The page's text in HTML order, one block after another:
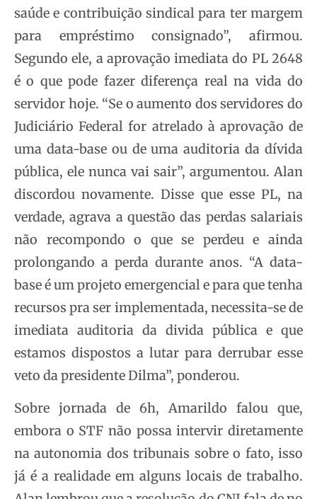
saúde e contribuição sindical para ter margem
para empréstimo consignado”, afirmou.
Segundo ele, a aprovação imediata do PL 2648
é o que pode fazer diferença real na vida do
servidor hoje. “Se o aumento dos servidores do
Judiciário Federal for atrelado à aprovação de
uma data-base ou de uma auditoria da dívida
pública, ele nunca vai sair”, argumentou. Alan
discordou novamente. Disse que esse PL, na
verdade, agrava a questão das perdas salariais
não recompondo o que se perdeu e ainda
prolongando a perda durante anos. “A data-
base é um projeto emergencial e para que tenha
recursos pra ser implementada, necessita-se de
imediata auditoria da divida pública e que
estamos dispostos a lutar para derrubar esse
veto da presidente Dilma”, ponderou.
Sobre jornada de 6h, Amarildo falou que,
embora o STF não possa intervir diretamente
na autonomia dos tribunais sobre o fato, isso
já é a realidade em alguns locais de trabalho.